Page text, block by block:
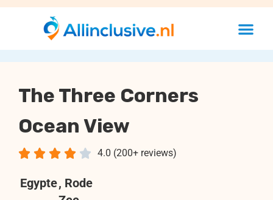
The Three Corners
Ocean View
4.0 (200+ reviews)
    
Egypte, Rode